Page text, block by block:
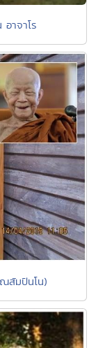
าจาโร
สัมปันโน)